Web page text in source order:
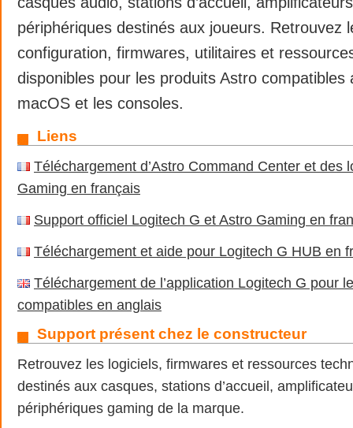
périphériques destinés aux joueurs. Retrouvez
configuration, firmwares, utilitaires et
disponibles pour les produits Astro compatibles
macOS et les consoles.
Liens
Téléchargement d’Astro Command Center et des
Gaming en français
Support officiel Logitech G et Astro Gaming en
Téléchargement et aide pour Logitech G HUB en
Téléchargement de l’application Logitech G pour
compatibles en anglais
Support présent chez le constructeur
Retrouvez les logiciels, firmwares et ressources
destinés aux casques, stations d’accueil,
périphériques gaming de la marque.